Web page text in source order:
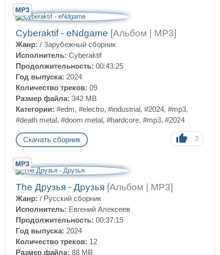
MP3
Cyberaktif - eNdgame [Альбом | MP3]
Жанр: / Зарубежный сборник
Исполнитель: Cyberaktif
Продолжительность: 00:43:25
Год выпуска: 2024
Количество треков: 09
Размер файла: 342 MB
Категории: #edm, #electro, #industrial, #2024, #mp3,
#death metal, #doom metal, #hardcore, #mp3, #2024
Скачать сборник 3
MP3
The Друзья - Друзья [Альбом | MP3]
Жанр: / Русский сборник
Исполнитель: Евгений Алексеев
Продолжительность: 00:37:15
Год выпуска: 2024
Количество треков: 12
Размер файла: 88 MB